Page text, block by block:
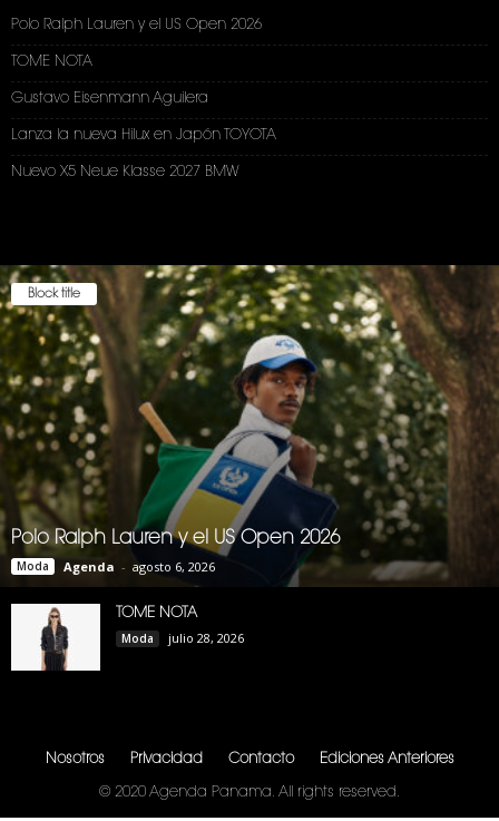
Polo Ralph Lauren y el US Open 2026
TOME NOTA
Gustavo Eisenmann Aguilera
Lanza la nueva Hilux en Japón TOYOTA
Nuevo X5 Neue Klasse 2027 BMW
Block title
Polo Ralph Lauren y el US Open 2026
Moda Agenda - agosto 6, 2026
TOME NOTA
Moda julio 28, 2026
Nosotros Privacidad Contacto Ediciones Anteriores
© 2020 Agenda Panama. All rights reserved.